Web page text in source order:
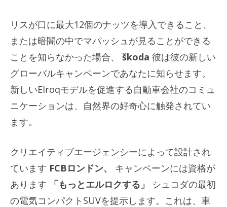
リスが口に最大12個のナッツを導入できること、
または暗闇の中でマパッシュが見ることができる
ことを知らなかった場合、
škoda 彼は彼の新しい
グローバルキャンペーンであなたに知らせます。
新しいElroqモデルを促進する自動車会社のコミュ
ニケーションは、自然界の好奇心に触発されてい
ます。
クリエイティブエージェンシーによって設計され
ています FCBロンドン、
キャンペーンには資格が
あります
「もっとエルロクする」
シュコダの最初
の電気コンパクトSUVを提示します。これは、車